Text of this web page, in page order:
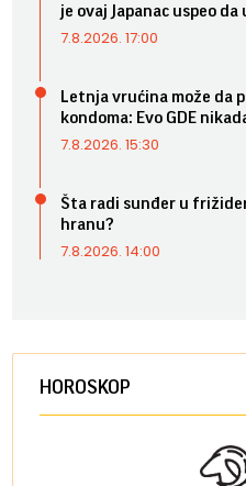
je ovaj Japanac uspeo da
7.8.2026. 17:00
Letnja vrućina može da
kondoma: Evo GDE
7.8.2026. 15:30
Šta radi sunđer u
hranu?
7.8.2026. 14:00
HOROSKOP